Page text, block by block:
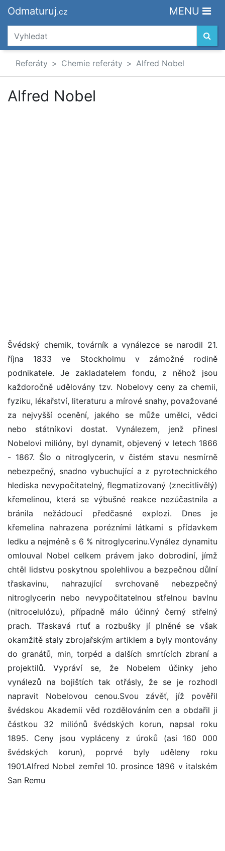
Odmaturuj.cz MENU
Referáty Chemie referáty Alfred Nobel
Alfred Nobel
Švédský chemik, továrník a vynálezce se narodil 21.
října 1833 ve Stockholmu v zámožné rodině
podnikatele. Je zakladatelem fondu, z něhož jsou
každoročně udělovány tzv. Nobelovy ceny za chemii,
fyziku, lékařství, literaturu a mírové snahy, považované
za nejvyšší ocenění, jakého se může umělci, vědci
nebo státníkovi dostat. Vynálezem, jenž přinesl
Nobelovi milióny, byl dynamit, objevený v letech 1866
- 1867. Šlo o nitroglycerin, v čistém stavu nesmírně
nebezpečný, snadno vybuchující a z pyrotechnického
hlediska nevypočitatelný, flegmatizovaný (znecitlivělý)
křemelinou, která se výbušné reakce nezúčastnila a
bránila nežádoucí předčasné explozi. Dnes je
křemelina nahrazena porézními látkami s přídavkem
ledku a nejméně s 6 % nitroglycerinu.Vynález dynamitu
omlouval Nobel celkem právem jako dobrodiní, jímž
chtěl lidstvu poskytnou spolehlivou a bezpečnou důlní
třaskavinu, nahrazující svrchovaně nebezpečný
nitroglycerin nebo nevypočitatelnou střelnou bavlnu
(nitrocelulózu), případně málo účinný černý střelný
prach. Třaskavá rtuť a rozbušky jí plněné se však
okamžitě staly zbrojařským artiklem a byly montovány
do granátů, min, torpéd a dalších smrtících zbraní a
projektilů. Vypráví se, že Nobelem účinky jeho
vynálezů na bojištích tak otřásly, že se je rozhodl
napravit Nobelovou cenou.Svou závěť, jíž pověřil
švédskou Akademii věd rozdělováním cen a obdařil ji
částkou 32 miliónů švédských korun, napsal roku
1895. Ceny jsou vypláceny z úroků (asi 160 000
švédských korun), poprvé byly uděleny roku
1901.Alfred Nobel zemřel 10. prosince 1896 v italském
San Remu